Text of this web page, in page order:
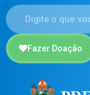
Fazer Doação